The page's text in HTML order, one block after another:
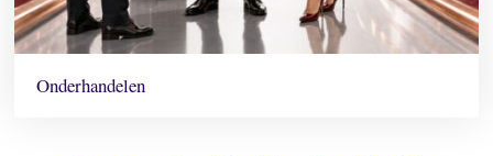
Onderhandelen